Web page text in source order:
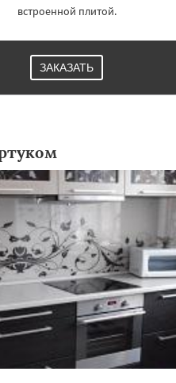
встроенной плитой.
ЗАКАЗАТЬ